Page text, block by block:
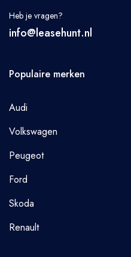
Heb je vragen?
info@leasehunt.nl
Populaire merken
Audi
Volkswagen
Peugeot
Ford
Skoda
Renault